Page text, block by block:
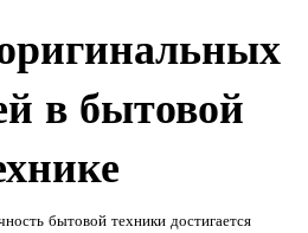
в бытовой
бытовой техники достигается